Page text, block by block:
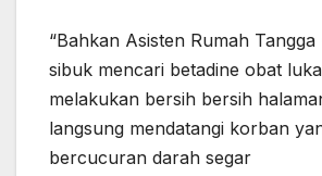
“Bahkan Asisten Rumah
sibuk mencari betadine obat
melakukan bersih bersih
langsung mendatangi korban
bercucuran darah segar